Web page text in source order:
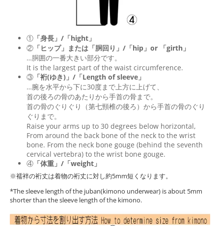
① 「身長」/「hight」
② 「ヒップ」または「胴回り」/「hip 」or 「girth 」
…胴囲の一番大きい部分です。
It is the largest part of the waist circumference.
③ 「裄(ゆき)」/「Length of sleeve」
…腕を水平から下に30度まで上方に上げて、
首の後ろの骨のあたりから手首の骨まで。
首の骨のぐりぐり（第七頸椎の後ろ）から手首の骨のぐり
ぐりまで。
Raise your arms up to 30 degrees below horizontal,
From around the back bone of the neck to the wrist
bone. From the neck bone gouge (behind the seventh
cervical vertebra) to the wrist bone gouge.
④ 「体重」/「weight」
※襦袢の裄丈は着物の裄丈に対し約5mm短くなります。
*The sleeve length of the juban(kimono underwear) is about 5mm
shorter than the sleeve length of the kimono.